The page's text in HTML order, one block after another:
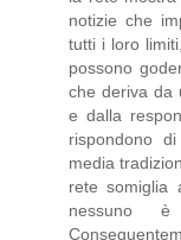
notizie che
tutti i loro
possono
che deriva da
e dalla
rispondono
media
rete somiglia
nessuno